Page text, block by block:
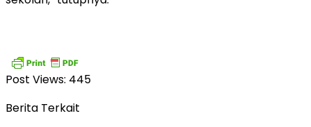
Post Views: 445
Berita Terkait